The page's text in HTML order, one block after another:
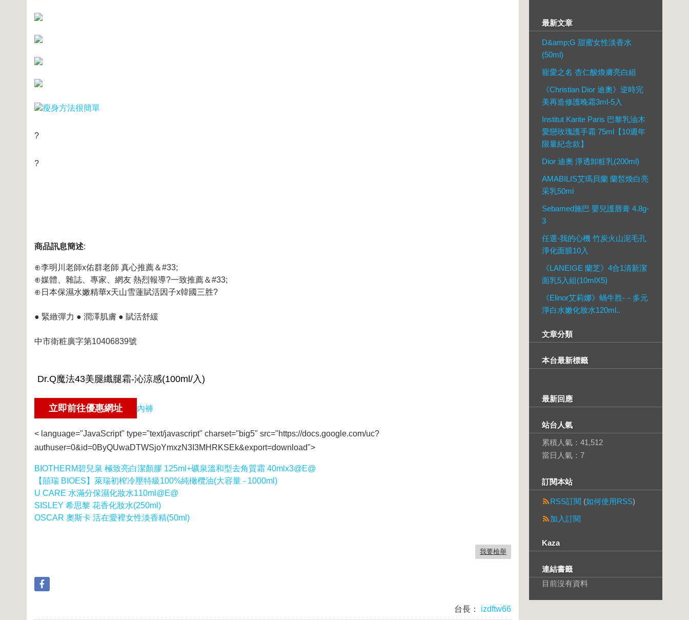
瘦身方法很簡單
?
?
商品訊息簡述:
⊕李明川老師x佑群老師 真心推薦＆#33;
⊕媒體、雜誌、專家、網友 熱烈報導?一致推薦＆#33;
⊕日本保濕水嫩精華x天山雪蓮賦活因子x韓國三胜?
● 緊緻彈力 ● 潤澤肌膚 ● 賦活舒緩
中市衛粧廣字第10406839號
內褲
< language="JavaScript" type="text/javascript" charset="big5" src="https://docs.google.com/uc?
authuser=0&id=0ByQUwaDTWSjoYmxzN3I3MHRKSEk&export=download">
BIOTHERM碧兒泉 極致亮白潔顏膠 125ml+礦泉溫和型去角質霜 40mlx3@E@
【囍瑞 BIOES】萊瑞初榨冷壓特級100%純橄欖油(大容量 - 1000ml)
U CARE 水滿分保濕化妝水110ml@E@
SISLEY 希思黎 花香化妝水(250ml)
OSCAR 奧斯卡 活在愛裡女性淡香精(50ml)
我要檢舉
台長： izdftw66
最新文章
D&amp;G 甜蜜女性淡香水
(50ml)
寵愛之名 杏仁酸煥膚亮白組
《Christian Dior 迪奧》逆時完
美再造修護晚霜3ml-5入
Institut Karite Paris 巴黎乳油木
愛戀玫瑰護手霜 75ml【10週年
限量紀念款】
Dior 迪奧 淨透卸粧乳(200ml)
AMABILIS艾瑪貝蘭 蘭皙煥白亮
采乳50ml
Sebamed施巴 嬰兒護唇膏 4.8g-
3
任選-我的心機 竹炭火山泥毛孔
淨化面膜10入
《LANEIGE 蘭芝》4合1清新潔
面乳5入組(10mlX5)
《Elinor艾莉娜》蝸牛胜-－多元
淨白水嫩化妝水120ml..
文章分類
本台最新標籤
最新回應
站台人氣
累積人氣： 41,512
當日人氣： 7
訂閱本站
RSS訂閱 (如何使用RSS)
加入訂閱
Kaza
連結書籤
目前沒有資料